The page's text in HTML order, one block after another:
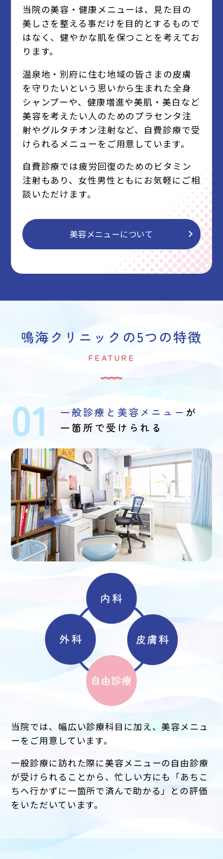
当院の美容・健康メニューは、見た目の
美しさを整える事だけを目的とするもので
はなく、健やかな肌を保つことを考えてお
ります。
温泉地・別府に住む地域の皆さまの皮膚
を守りたいという思いから生まれた全身
シャンプーや、健康増進や美肌・美白など
美容を考えたい人のためのプラセンタ注
射やグルタチオン注射など、自費診療で受
けられるメニューをご用意しています。
自費診療では疲労回復のためのビタミン
注射もあり、女性男性ともにお気軽にご相
談いただけます。
美容メニューについて
鳴海クリニックの5つの特徴
FEATURE
01 一般診療と美容メニュー が
一箇所で受けられる
当院では、幅広い診療科目に加え、美容メニュ
ーをご用意しています。
一般診療に訪れた際に美容メニューの自由診療
が受けられることから、忙しい方にも「あちこ
ちへ行かずに一箇所で済んで助かる」との評価
をいただいています。